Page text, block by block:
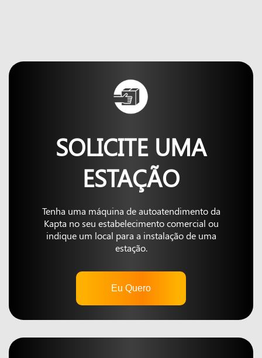
SOLICITE UMA
ESTAÇÃO
Tenha uma máquina de autoatendimento da
Kapta no seu estabelecimento comercial ou
indique um local para a instalação de uma
estação.
Eu Quero